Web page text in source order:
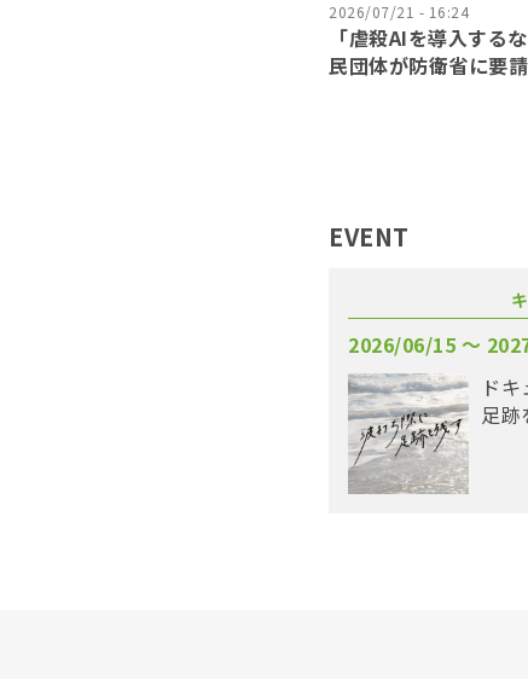
2026/07/21 - 16:24
「虐殺AIを導入する
民団体が防衛省に要
EVENT
2026/06/15 〜
ド
足跡